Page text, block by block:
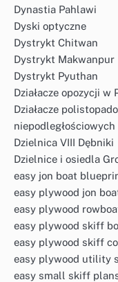
Dynastia Pahlawi
Dyski optyczne
Dystrykt Chitwan
Dystrykt Makwanpur
Dystrykt Pyuthan
Działacze opozycji w
Działacze
niepodległościowych
Dzielnica VIII Dębniki
Dzielnice i osiedla
easy jon boat
easy plywood jon
easy plywood
easy plywood skiff
easy plywood skiff
easy plywood utility
easy small skiff